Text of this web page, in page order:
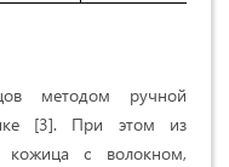
методом ручной
[3]. При этом из
кожица с волокном,